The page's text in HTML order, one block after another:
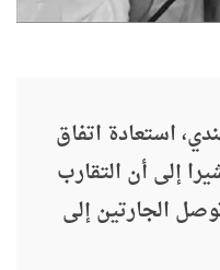
استعادة اتفاق
إلى أن التقارب
الجارتين إلى